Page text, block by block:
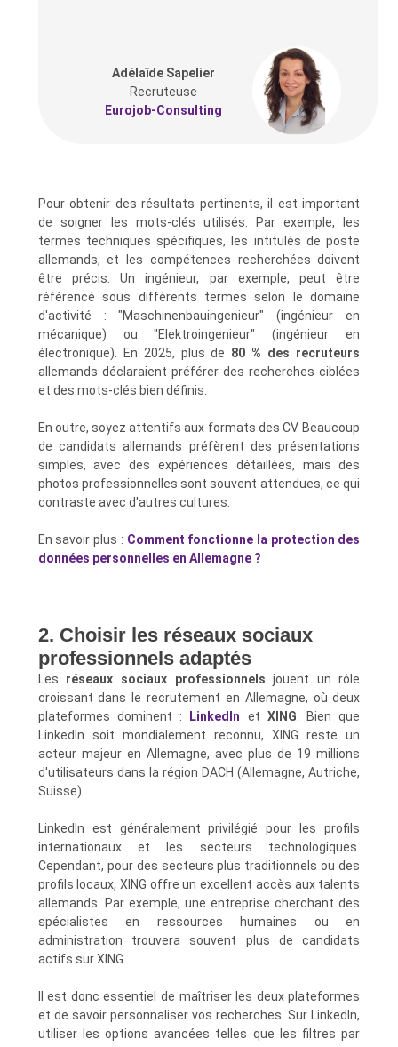
Adélaïde Sapelier
Recruteuse
Eurojob-Consulting
Pour obtenir des résultats pertinents, il est important
de soigner les mots-clés utilisés. Par exemple, les
termes techniques spécifiques, les intitulés de poste
allemands, et les compétences recherchées doivent
être précis. Un ingénieur, par exemple, peut être
référencé sous différents termes selon le domaine
d'activité : "Maschinenbauingenieur" (ingénieur en
mécanique) ou "Elektroingenieur" (ingénieur en
électronique). En 2025, plus de 80 % des recruteurs
allemands déclaraient préférer des recherches ciblées
et des mots-clés bien définis.
En outre, soyez attentifs aux formats des CV. Beaucoup
de candidats allemands préfèrent des présentations
simples, avec des expériences détaillées, mais des
photos professionnelles sont souvent attendues, ce qui
contraste avec d'autres cultures.
En savoir plus : Comment fonctionne la protection des
données personnelles en Allemagne ?
2. Choisir les réseaux sociaux
professionnels adaptés
Les réseaux sociaux professionnels jouent un rôle
croissant dans le recrutement en Allemagne, où deux
plateformes dominent : LinkedIn et XING . Bien que
LinkedIn soit mondialement reconnu, XING reste un
acteur majeur en Allemagne, avec plus de 19 millions
d'utilisateurs dans la région DACH (Allemagne, Autriche,
Suisse).
LinkedIn est généralement privilégié pour les profils
internationaux et les secteurs technologiques.
Cependant, pour des secteurs plus traditionnels ou des
profils locaux, XING offre un excellent accès aux talents
allemands. Par exemple, une entreprise cherchant des
spécialistes en ressources humaines ou en
administration trouvera souvent plus de candidats
actifs sur XING.
Il est donc essentiel de maîtriser les deux plateformes
et de savoir personnaliser vos recherches. Sur LinkedIn,
utiliser les options avancées telles que les filtres par